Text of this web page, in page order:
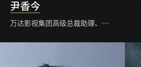
尹香今
万达影视集团高级总裁助理、万达影视传媒有限公司总经理